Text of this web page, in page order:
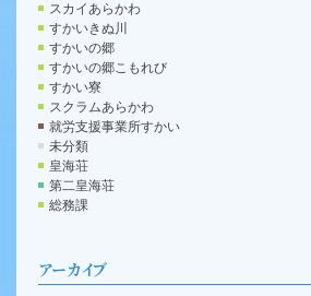
スカイあらかわ
すかいきぬ川
すかいの郷
すかいの郷こもれび
すかい寮
スクラムあらかわ
就労支援事業所すかい
未分類
皇海荘
第二皇海荘
総務課
アーカイブ